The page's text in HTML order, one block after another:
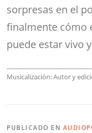
sorpresas en el
finalmente cómo
puede estar vivo
Musicalización: Autor y
PUBLICADO EN